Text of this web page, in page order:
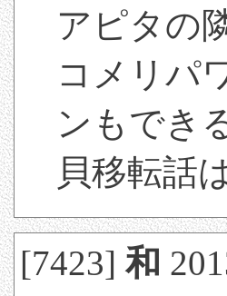
アピタの
コメリパ
ンもでき
貝移転話
[7423]和